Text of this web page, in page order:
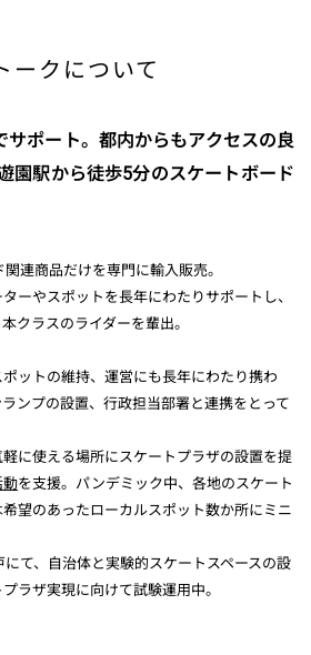
ークについて
サポート。都内からもアクセスの良
園駅から徒歩5分のスケートボード
連商品だけを専門に輸入販売。
ーやスポットを長年にわたりサポートし、
クラスのライダーを輩出。
ットの維持、運営にも長年にわたり携わ
ンプの設置、行政担当部署と連携をとって
に使える場所にスケートプラザの設置を提
動を支援。パンデミック中、各地のスケート
望のあったローカルスポット数か所にミニ
て、自治体と実験的スケートスペースの設
ラザ実現に向けて試験運用中。